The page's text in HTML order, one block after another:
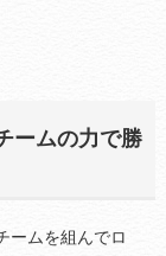
ームの力で勝
ームを組んでロ